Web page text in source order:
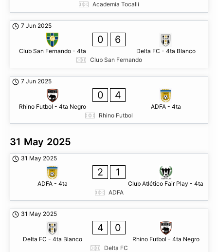
Academia Tocalli
7 Jun 2025
Club San Fernando - 4ta
0 6
Delta FC - 4ta Blanco
Club San Fernando
7 Jun 2025
Rhino Futbol - 4ta Negro
0 4
ADFA - 4ta
Rhino Futbol
31 May 2025
31 May 2025
ADFA - 4ta
2 1
Club Atlético Fair Play - 4ta
ADFA
31 May 2025
Delta FC - 4ta Blanco
4 0
Rhino Futbol - 4ta Negro
Delta FC